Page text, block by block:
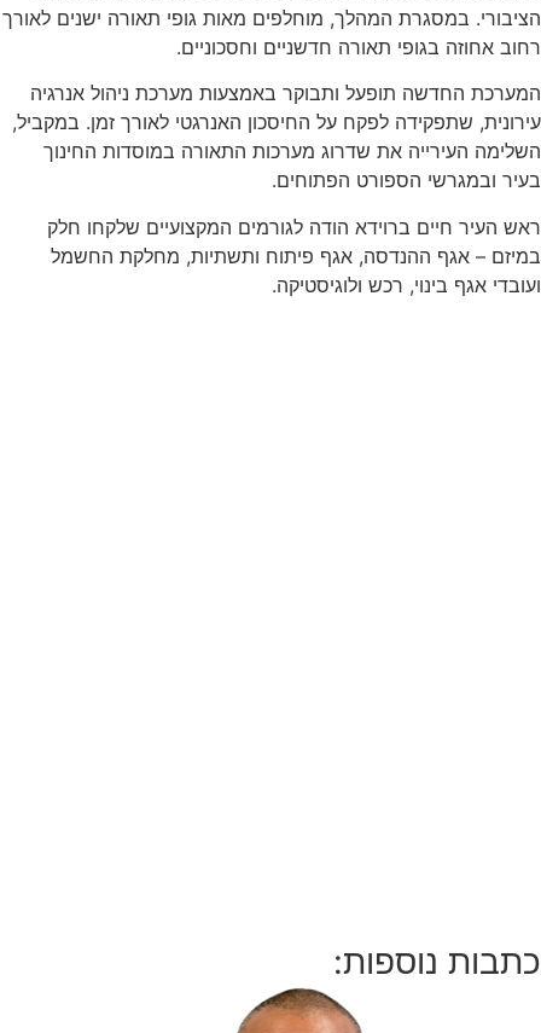
הציבורי. במסגרת המהלך, מוחלפים מאות גופי תאורה ישנים לאורך
רחוב אחוזה בגופי תאורה חדשניים וחסכוניים.
המערכת החדשה תופעל ותבוקר באמצעות מערכת ניהול אנרגיה
עירונית, שתפקידה לפקח על החיסכון האנרגטי לאורך זמן. במקביל,
השלימה העירייה את שדרוג מערכות התאורה במוסדות החינוך
בעיר ובמגרשי הספורט הפתוחים.
ראש העיר חיים ברוידא הודה לגורמים המקצועיים שלקחו חלק
במיזם – אגף ההנדסה, אגף פיתוח ותשתיות, מחלקת החשמל
ועובדי אגף בינוי, רכש ולוגיסטיקה.
כתבות נוספות: